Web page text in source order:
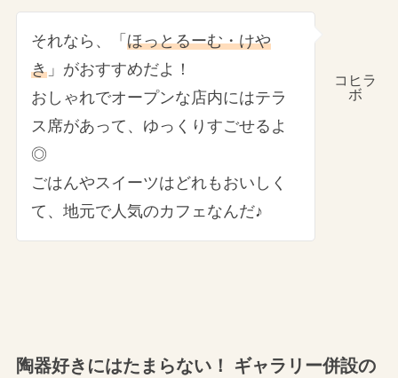
コヒラ
ボ
それなら、「ほっとるーむ・けや
き 」がおすすめだよ！
おしゃれでオープンな店内にはテラ
ス席があって、ゆっくりすごせるよ
◎
ごはんやスイーツはどれもおいしく
て、地元で人気のカフェなんだ♪
陶器好きにはたまらない！ ギャラリー併設の